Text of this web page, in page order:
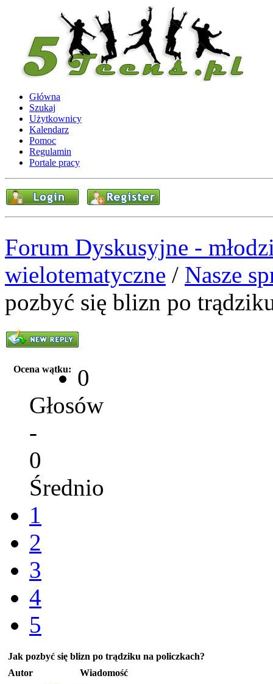
Główna
Szukaj
Użytkownicy
Kalendarz
Pomoc
Regulamin
Portale pracy
Forum Dyskusyjne -
wielotematyczne / Nasze
pozbyć się blizn po
Ocena wątku:
0
Głosów
-
0
Średnio
1
2
3
4
5
Jak pozbyć się blizn po trądziku na policzkach?
Autor
Wiadomość